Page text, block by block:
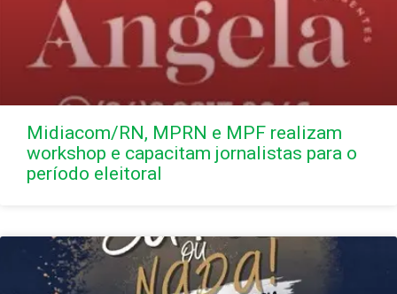
Midiacom/RN, MPRN e MPF realizam
workshop e capacitam jornalistas para o
período eleitoral